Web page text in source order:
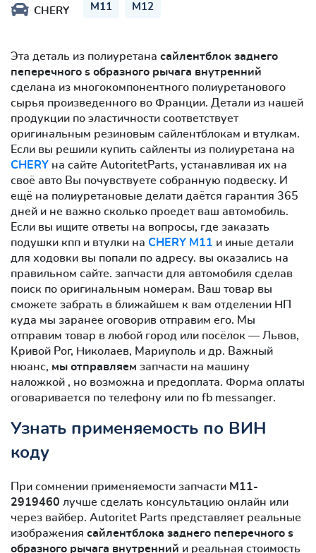
CHERY M11 M12
Эта деталь из полиуретана сайлентблок заднего
пеперечного s образного рычага внутренний
сделана из многокомпонентного полиуретанового
сырья произведенного во Франции. Детали из нашей
продукции по эластичности соответствует
оригинальным резиновым сайлентблокам и втулкам.
Если вы решили купить сайленты из полиуретана на
CHERY на сайте AutoritetParts, устанавливая их на
своё авто Вы почувствуете собранную подвеску. И
ещё на полиуретановые делати даётся гарантия 365
дней и не важно сколько проедет ваш автомобиль.
Если вы ищите ответы на вопросы, где заказать
подушки кпп и втулки на CHERY M11 и иные детали
для ходовки вы попали по адресу. вы оказались на
правильном сайте. запчасти для автомобиля сделав
поиск по оригинальным номерам. Ваш товар вы
сможете забрать в ближайшем к вам отделении НП
куда мы заранее оговорив отправим его. Мы
отправим товар в любой город или посёлок — Львов,
Кривой Рог, Николаев, Мариуполь и др. Важный
нюанс, мы отправляем запчасти на машину
наложкой , но возможна и предоплата. Форма оплаты
оговаривается по телефону или по fb messanger.
Узнать применяемость по ВИН
коду
При сомнении применяемости запчасти M11-
2919460 лучше сделать консультацию онлайн или
через вайбер. Autoritet Parts представляет реальные
изображения сайлентблокa заднего пеперечного s
образного рычага внутренний и реальная стоимость